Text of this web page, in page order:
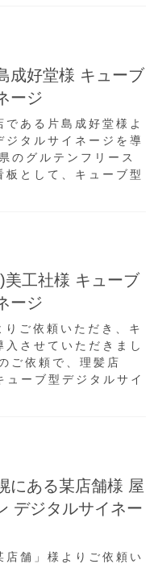
タルサイネージ
ロス）様 屋
ネージ
ご依頼いただき、
施工を導入させて頂
成好堂様 キューブ
ージ
ある片島成好堂様よ
ジタルサイネージを導
のグルテンフリース
として、キューブ型
美工社様 キューブ
ージ
ご依頼いただき、キ
させていただきまし
ご依頼で、理髪店
ーブ型デジタルサイ
にある某店舗様 屋
デジタルサイネー
店舗」様よりご依頼い